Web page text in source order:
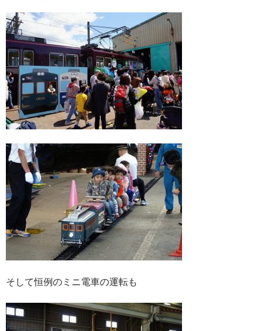
そして恒例のミニ電車の運転も